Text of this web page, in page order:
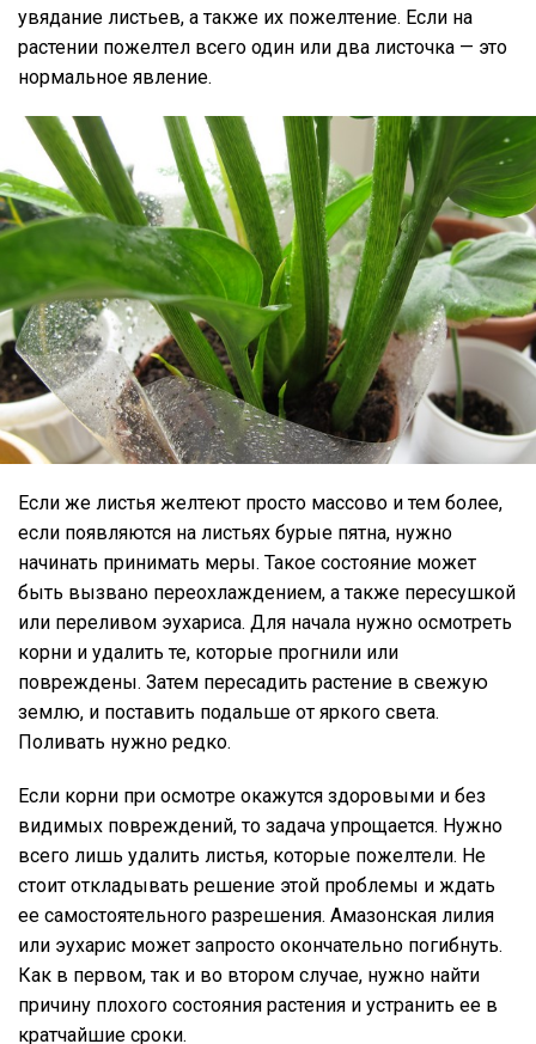
увядание листьев, а также их пожелтение. Если на
растении пожелтел всего один или два листочка — это
нормальное явление.
Если же листья желтеют просто массово и тем более,
если появляются на листьях бурые пятна, нужно
начинать принимать меры. Такое состояние может
быть вызвано переохлаждением, а также пересушкой
или переливом эухариса. Для начала нужно осмотреть
корни и удалить те, которые прогнили или
повреждены. Затем пересадить растение в свежую
землю, и поставить подальше от яркого света.
Поливать нужно редко.
Если корни при осмотре окажутся здоровыми и без
видимых повреждений, то задача упрощается. Нужно
всего лишь удалить листья, которые пожелтели. Не
стоит откладывать решение этой проблемы и ждать
ее самостоятельного разрешения. Амазонская лилия
или эухарис может запросто окончательно погибнуть.
Как в первом, так и во втором случае, нужно найти
причину плохого состояния растения и устранить ее в
кратчайшие сроки.